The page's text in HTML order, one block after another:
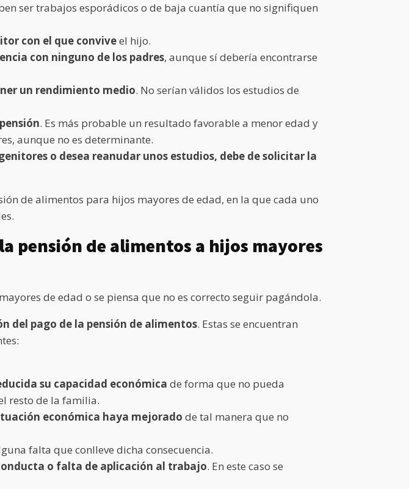
ser trabajos esporádicos o de baja cuantía que no signifiquen
con el que conviveel hijo.
con ninguno de los padres, aunque sí debería encontrarse
un rendimiento medio. No serían válidos los estudios de
. Es más probable un resultado favorable a menor edad y
aunque no es determinante.
o desea reanudar unos estudios, debe de solicitar la
de alimentos para hijos mayores de edad, en la que cada uno
pensión de alimentos a hijos mayores
de edad o se piensa que no es correcto seguir pagándola.
del pago de la pensión de alimentos. Estas se encuentran
su capacidad económica de forma que no pueda
resto de la familia.
económica haya mejorado de tal manera que no
falta que conlleve dicha consecuencia.
o falta de aplicación al trabajo. En este caso se